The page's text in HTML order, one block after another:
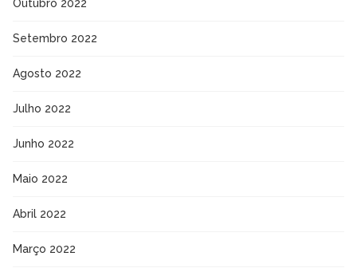
Outubro 2022
Setembro 2022
Agosto 2022
Julho 2022
Junho 2022
Maio 2022
Abril 2022
Março 2022